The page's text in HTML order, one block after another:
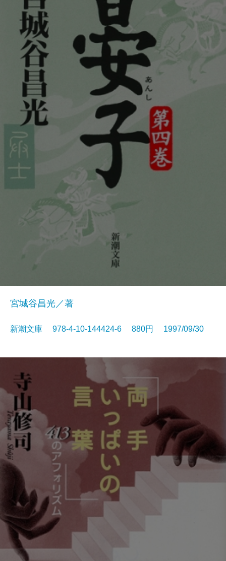
宮城谷昌光／著
新潮文庫 978-4-10-144424-6 880円 1997/09/30